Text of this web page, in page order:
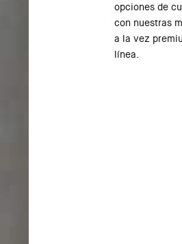
opciones de
con nuestras
a la vez
línea.